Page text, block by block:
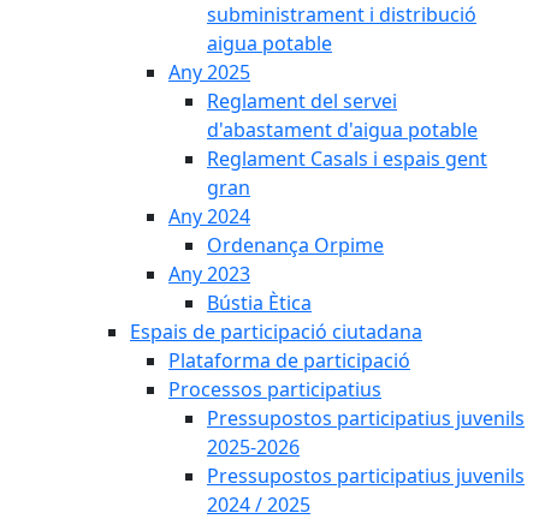
subministrament i distribució
aigua potable
Any 2025
Reglament del servei
d'abastament d'aigua potable
Reglament Casals i espais gent
gran
Any 2024
Ordenança Orpime
Any 2023
Bústia Ètica
Espais de participació ciutadana
Plataforma de participació
Processos participatius
Pressupostos participatius juvenils
2025-2026
Pressupostos participatius juvenils
2024 / 2025